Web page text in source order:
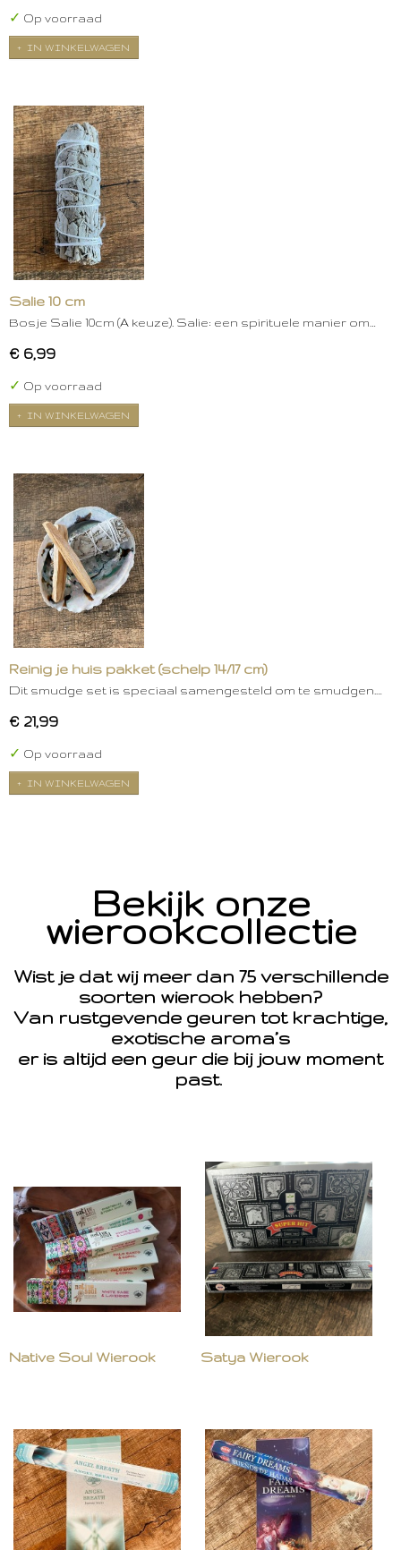
✓ Op voorraad
IN WINKELWAGEN
Salie 10 cm
Bosje Salie 10cm (A keuze). Salie: een spirituele manier om…
€ 6,99
✓ Op voorraad
IN WINKELWAGEN
Reinig je huis pakket (schelp 14/17 cm)
Dit smudge set is speciaal samengesteld om te smudgen.…
€ 21,99
✓ Op voorraad
IN WINKELWAGEN
Bekijk onze
wierookcollectie
Wist je dat wij meer dan 75 verschillende
soorten wierook hebben?
Van rustgevende geuren tot krachtige,
exotische aroma’s
er is altijd een geur die bij jouw moment
past.
Native Soul Wierook Satya Wierook